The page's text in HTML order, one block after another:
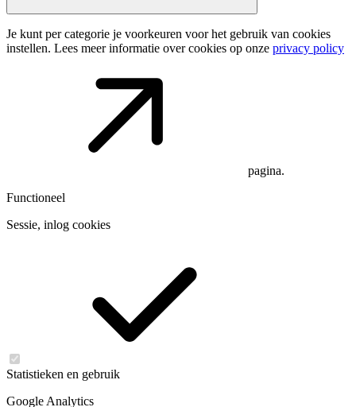
Je kunt per categorie je voorkeuren voor het gebruik van cookies
instellen. Lees meer informatie over cookies op onze privacy policy
pagina.
Functioneel
Sessie, inlog cookies
Statistieken en gebruik
Google Analytics